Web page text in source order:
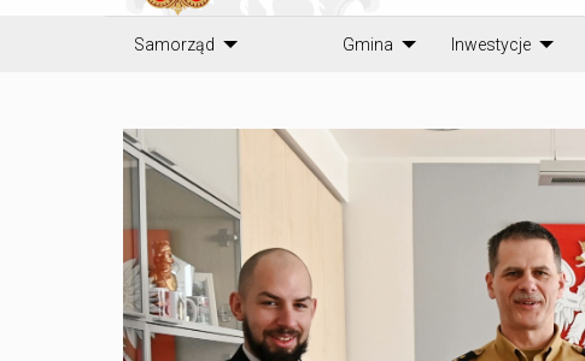
Samorząd Gmina Inwestycje